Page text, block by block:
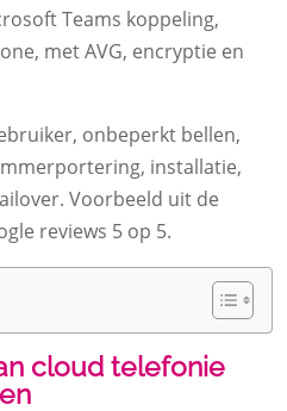
Teams koppeling,
met AVG, encryptie en
onbeperkt bellen,
installatie,
Voorbeeld uit de
reviews 5 op 5.​
cloud telefonie